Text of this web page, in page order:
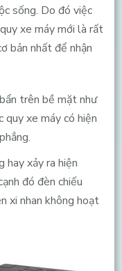
sống. Do đó việc
xe máy mới là rất
bản nhất để nhận
trên bề mặt như
quy xe máy có hiện
hay xảy ra hiện
đó đèn chiếu
xi nhan không hoạt